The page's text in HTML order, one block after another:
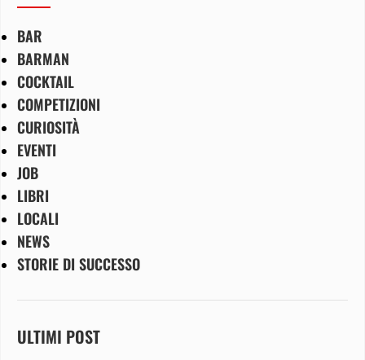
BAR
BARMAN
COCKTAIL
COMPETIZIONI
CURIOSITÀ
EVENTI
JOB
LIBRI
LOCALI
NEWS
STORIE DI SUCCESSO
ULTIMI POST